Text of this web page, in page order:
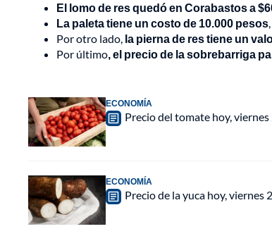
El lomo de res quedó en Corabastos a
La paleta tiene un costo de 10.000 pesos
Por otro lado, la pierna de res tiene un
Por último, el precio de la sobrebarriga
ECONOMÍA
Precio del tomate hoy,
ECONOMÍA
Precio de la yuca hoy, viernes